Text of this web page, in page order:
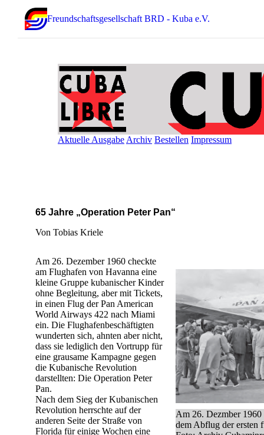
Freundschaftsgesellschaft BRD - Kuba e.V.
Aktuelle Ausgabe Archiv Bestellen Impressum
65 Jahre „Operation Peter Pan“
Von Tobias Kriele
Am 26. Dezmber 1960
dem Abflug der ersten
Am 26. Dezember 1960 checkte
am Flughafen von Havanna eine
kleine Gruppe kubanischer Kinder
ohne Begleitung, aber mit Tickets,
in einen Flug der Pan American
World Airways 422 nach Miami
ein. Die Flughafenbeschäftigten
wunderten sich, ahnten aber nicht,
dass sie lediglich den Vortrupp für
eine grausame Kampagne gegen
die Kubanische Revolution
darstellten: Die Operation Peter
Pan.
Nach dem Sieg der Kubanischen
Revolution herrschte auf der
anderen Seite der Straße von
Florida für einige Wochen eine